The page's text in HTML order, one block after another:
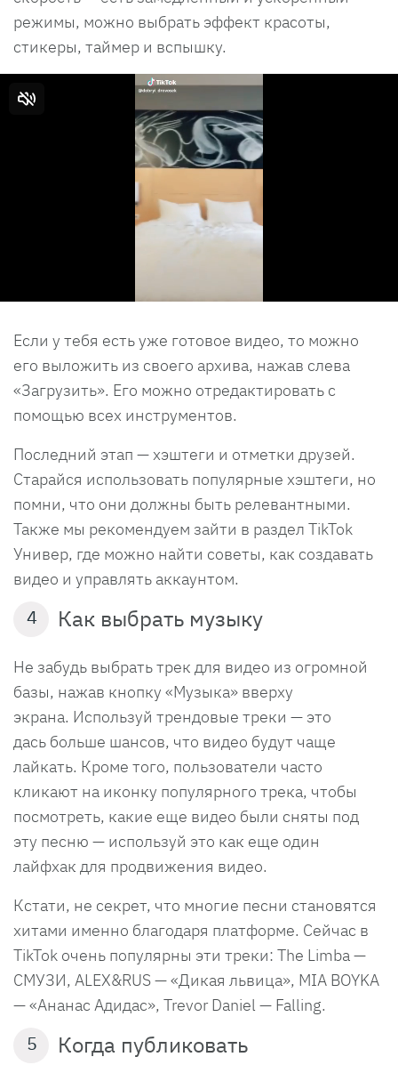
режимы, можно выбрать эффект красоты,
стикеры, таймер и вспышку.
Если у тебя есть уже готовое видео, то можно
его выложить из своего архива, нажав слева
«Загрузить». Его можно отредактировать с
помощью всех инструментов.
Последний этап — хэштеги и отметки друзей.
Старайся использовать популярные хэштеги, но
помни, что они должны быть релевантными.
Также мы рекомендуем зайти в раздел TikTok
Универ, где можно найти советы, как создавать
видео и управлять аккаунтом.
4 Как выбрать музыку
Не забудь выбрать трек для видео из огромной
базы, нажав кнопку «Музыка» вверху
экрана. Используй трендовые треки — это
дась больше шансов, что видео будут чаще
лайкать. Кроме того, пользователи часто
кликают на иконку популярного трека, чтобы
посмотреть, какие еще видео были сняты под
эту песню — используй это как еще один
лайфхак для продвижения видео.
Кстати, не секрет, что многие песни становятся
хитами именно благодаря платформе. Сейчас в
TikTok очень популярны эти треки: The Limba —
СМУЗИ, ALEX&RUS — «Дикая львица», MIA BOYKA
— «Ананас Адидас», Trevor Daniel — Falling.
5 Когда публиковать